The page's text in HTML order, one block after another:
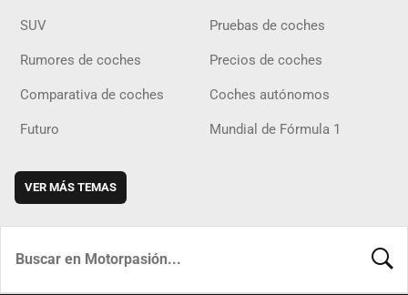
SUV Pruebas de coches
Rumores de coches Precios de coches
Comparativa de coches Coches autónomos
Futuro Mundial de Fórmula 1
VER MÁS TEMAS